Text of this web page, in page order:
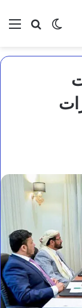
بحثالوضع